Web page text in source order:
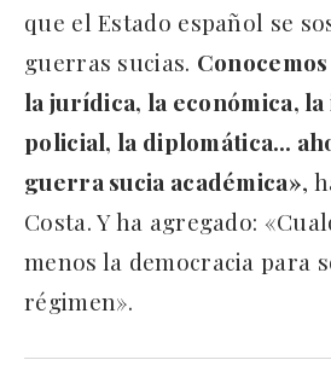
que el Estado español se
guerras sucias.
la jurídica, la económica,
policial, la diplomática…
guerra sucia académica»,
Costa. Y ha agregado:
menos la democracia para
régimen».